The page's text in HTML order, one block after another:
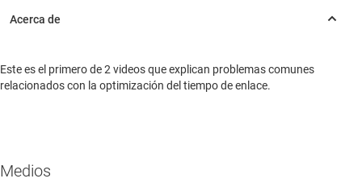
Este es el primero de 2 videos que explican problemas comunes
relacionados con la optimización del tiempo de enlace.
Medios